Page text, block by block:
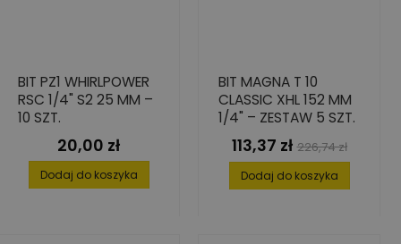
BIT PZ1 WHIRLPOWER
RSC 1/4" S2 25 MM –
10 SZT.
Cena
20,00 zł
Dodaj do koszyka
BIT MAGNA T 10
CLASSIC XHL 152 MM
1/4" – ZESTAW 5 SZT.
Cena
113,37 zł Cena
podstawowa
226,74 zł
Dodaj do koszyka